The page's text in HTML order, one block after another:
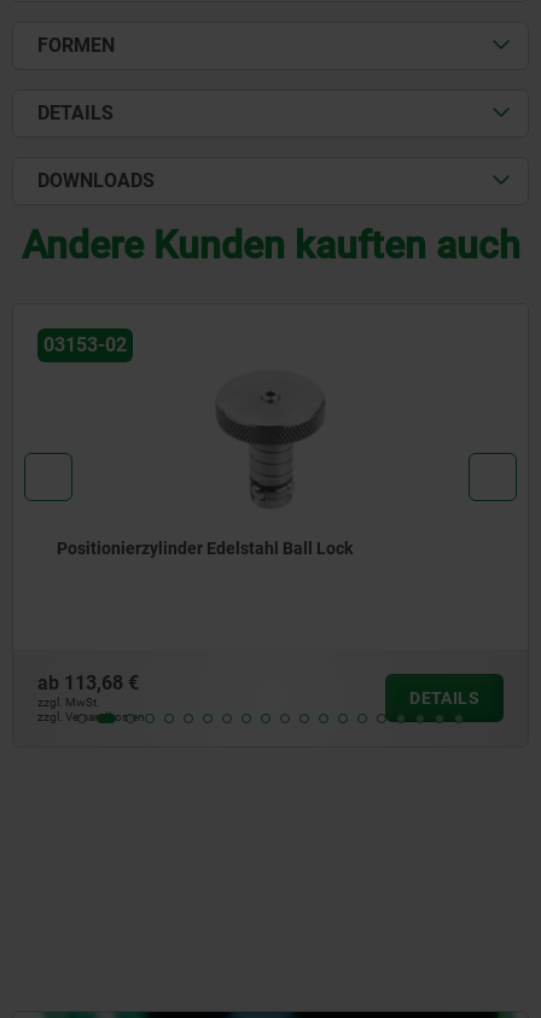
FORMEN
DETAILS
DOWNLOADS
Andere Kunden kauften auch
03153-02
Positionierzylinder Edelstahl Ball Lock
ab 113,68 €
zzgl. MwSt.
zzgl. Versandkosten
DETAILS